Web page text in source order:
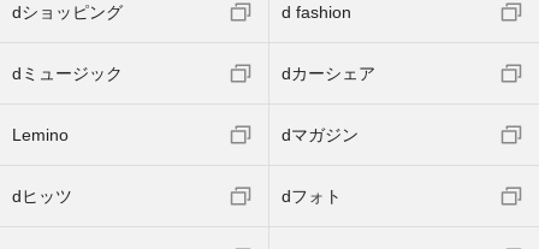
dショッピング d fashion
dミュージック dカーシェア
Lemino dマガジン
dヒッツ dフォト